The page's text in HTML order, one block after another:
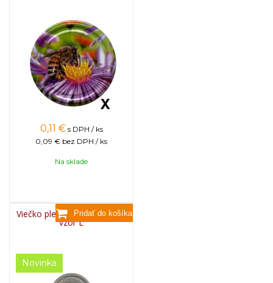
0,11 € s DPH / ks
0,09 € bez DPH / ks
Na sklade
Viečko plechové TWIST 82 -
vzor L
Novinka